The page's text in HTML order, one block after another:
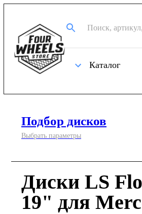
Каталог
Подбор дисков
Выбрать параметры
Диски LS
19" для